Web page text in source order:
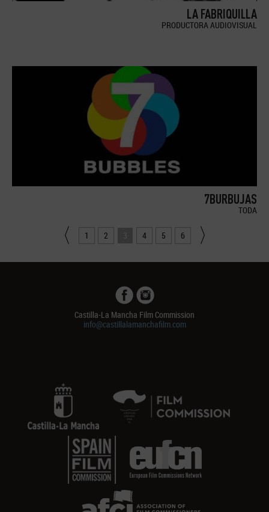
LA FABRIQUILLA
PRODUCTORA AUDIOVISUAL
7BURBUJAS
TODA
1 2 3 4 5 6
Castilla-La Mancha Film Commission
info@castillalamanchafilm.com